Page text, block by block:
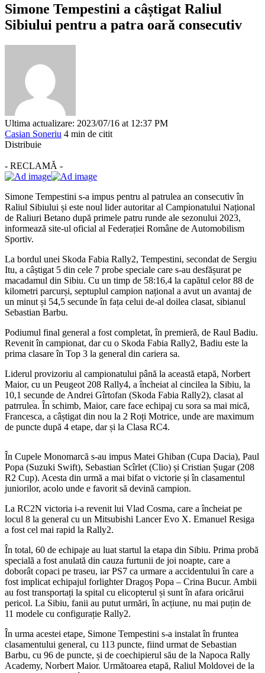
Simone Tempestini a câștigat Raliul
Sibiului pentru a patra oară consecutiv
Ultima actualizare: 2023/07/16 at 12:37 PM
Casian Soneriu 4 min de citit
Distribuie
- RECLAMĂ -
Simone Tempestini s-a impus pentru al patrulea an consecutiv în
Raliul Sibiului și este noul lider autoritar al Campionatului Național
de Raliuri Betano după primele patru runde ale sezonului 2023,
informează site-ul oficial al Federației Române de Automobilism
Sportiv.
La bordul unei Skoda Fabia Rally2, Tempestini, secondat de Sergiu
Itu, a câștigat 5 din cele 7 probe speciale care s-au desfășurat pe
macadamul din Sibiu. Cu un timp de 58:16,4 la capătul celor 88 de
kilometri parcurși, septuplul campion național a avut un avantaj de
un minut și 54,5 secunde în fața celui de-al doilea clasat, sibianul
Sebastian Barbu.
Podiumul final general a fost completat, în premieră, de Raul Badiu.
Revenit în campionat, dar cu o Skoda Fabia Rally2, Badiu este la
prima clasare în Top 3 la general din cariera sa.
Liderul provizoriu al campionatului până la această etapă, Norbert
Maior, cu un Peugeot 208 Rally4, a încheiat al cincilea la Sibiu, la
10,1 secunde de Andrei Gîrtofan (Skoda Fabia Rally2), clasat al
patrrulea. În schimb, Maior, care face echipaj cu sora sa mai mică,
Francesca, a câștigat din nou la 2 Roți Motrice, unde are maximum
de puncte după 4 etape, dar și la Clasa RC4.
În Cupele Monomarcă s-au impus Matei Ghiban (Cupa Dacia), Paul
Popa (Suzuki Swift), Sebastian Scîrlet (Clio) și Cristian Șugar (208
R2 Cup). Acesta din urmă a mai bifat o victorie și în clasamentul
juniorilor, acolo unde e favorit să devină campion.
La RC2N victoria i-a revenit lui Vlad Cosma, care a încheiat pe
locul 8 la general cu un Mitsubishi Lancer Evo X. Emanuel Resiga
a fost cel mai rapid la Rally2.
În total, 60 de echipaje au luat startul la etapa din Sibiu. Prima probă
specială a fost anulată din cauza furtunii de joi noapte, care a
doborât copaci pe traseu, iar PS7 ca urmare a accidentului în care a
fost implicat echipajul forlighter Dragoș Popa – Crina Bucur. Ambii
au fost transportați la spital cu elicopterul și sunt în afara oricărui
pericol. La Sibiu, fanii au putut urmări, în acțiune, nu mai puțin de
11 modele cu configurație Rally2.
În urma acestei etape, Simone Tempestini s-a instalat în fruntea
clasamentului general, cu 113 puncte, fiind urmat de Sebastian
Barbu, cu 96 de puncte, și de coechipierul său de la Napoca Rally
Academy, Norbert Maior. Următoarea etapă, Raliul Moldovei de la